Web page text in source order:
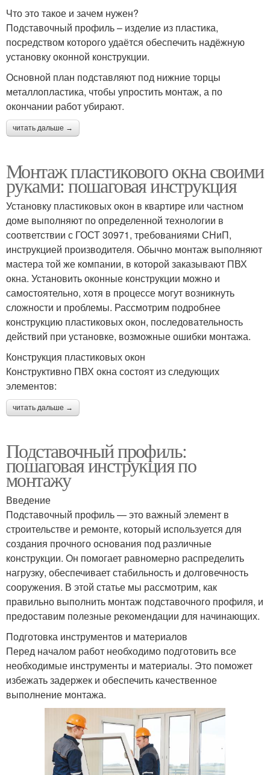
Что это такое и зачем нужен?
Подставочный профиль – изделие из пластика,
посредством которого удаётся обеспечить надёжную
установку оконной конструкции.
Основной план подставляют под нижние торцы
металлопластика, чтобы упростить монтаж, а по
окончании работ убирают.
читать дальше →
Монтаж пластикового окна своими
руками: пошаговая инструкция
Установку пластиковых окон в квартире или частном
доме выполняют по определенной технологии в
соответствии с ГОСТ 30971, требованиями СНиП,
инструкцией производителя. Обычно монтаж выполняют
мастера той же компании, в которой заказывают ПВХ
окна. Установить оконные конструкции можно и
самостоятельно, хотя в процессе могут возникнуть
сложности и проблемы. Рассмотрим подробнее
конструкцию пластиковых окон, последовательность
действий при установке, возможные ошибки монтажа.
Конструкция пластиковых окон
Конструктивно ПВХ окна состоят из следующих
элементов:
читать дальше →
Подставочный профиль:
пошаговая инструкция по
монтажу
Введение
Подставочный профиль — это важный элемент в
строительстве и ремонте, который используется для
создания прочного основания под различные
конструкции. Он помогает равномерно распределить
нагрузку, обеспечивает стабильность и долговечность
сооружения. В этой статье мы рассмотрим, как
правильно выполнить монтаж подставочного профиля, и
предоставим полезные рекомендации для начинающих.
Подготовка инструментов и материалов
Перед началом работ необходимо подготовить все
необходимые инструменты и материалы. Это поможет
избежать задержек и обеспечить качественное
выполнение монтажа.